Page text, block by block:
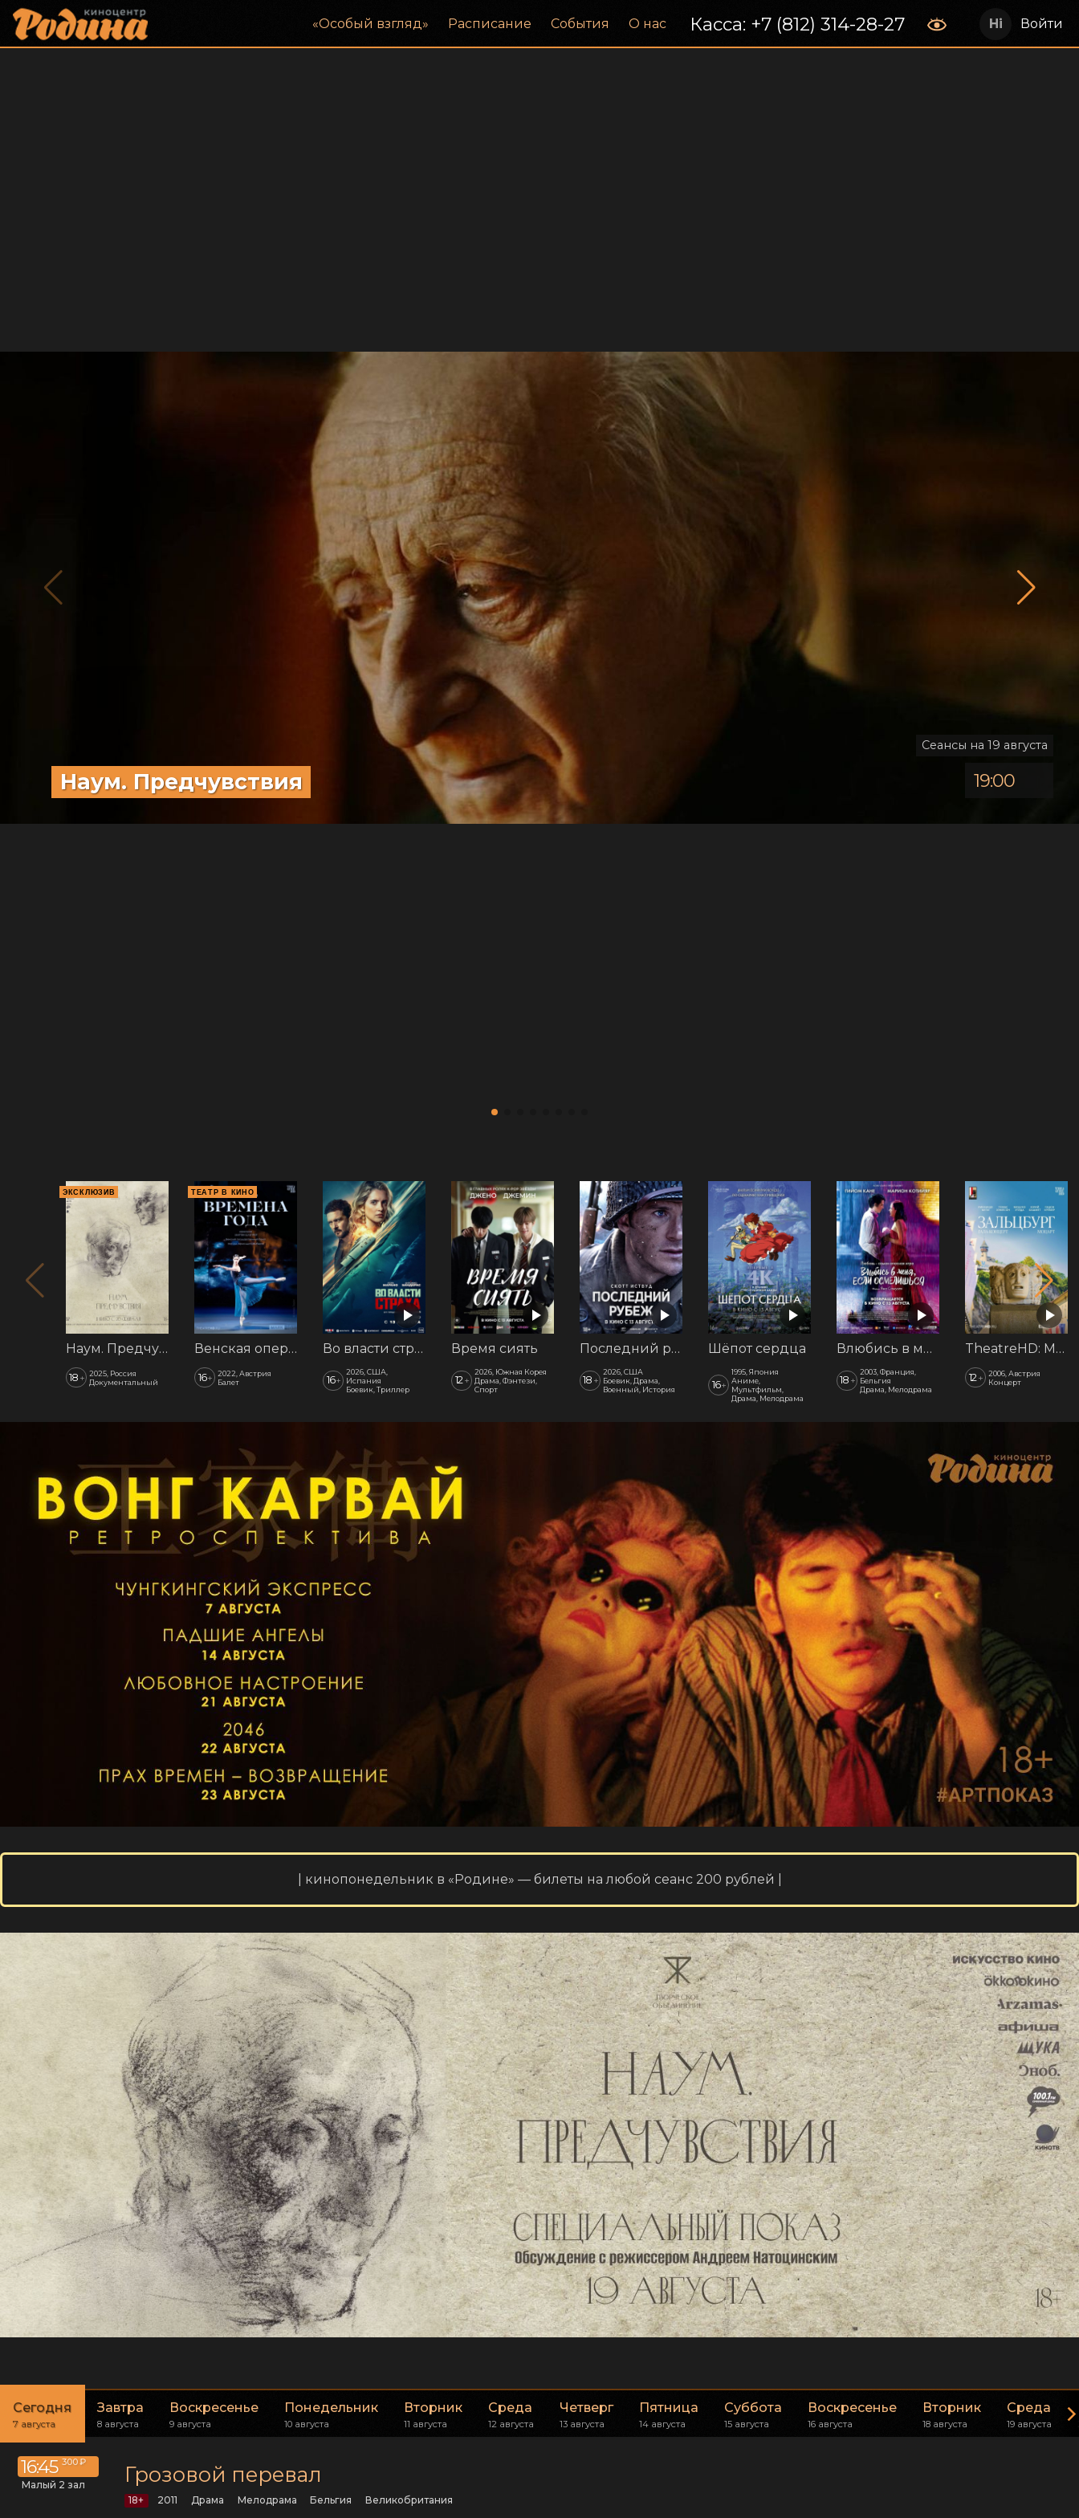
«‎Особый взгляд» Расписание События О нас Касса: +7 (812) 314-28-27 Войти
Наум. Предчувствия
Сеансы на 19 августа
19:00
ЭКСКЛЮЗИВ
Наум. Предчувствия
18 +
2025, Россия
Документальный
ТЕАТР В КИНО
Венская опера: Времена года
16+
2022, Австрия
Балет
Во власти страха
16+
2026, США,
Испания
Боевик, Триллер
Время сиять
12+
2026, Южная Корея
Драма, Фэнтези,
Спорт
Последний рубеж
18 +
2026, США
Боевик, Драма,
Военный, История
Шёпот сердца
16+
1995, Япония
Аниме,
Мультфильм,
Драма, Мелодрама
Влюбись в меня, если осмелишься
18 +
2003, Франция,
Бельгия
Драма, Мелодрама
TheatreHD: Моцарт. Гала-концерт из Зальцбурга
12 +
2006, Австрия
Концерт
| кинопонедельник в «Родине» — билеты на любой сеанс 200 рублей |
Сегодня
7 августа
Завтра
8 августа
Воскресенье
9 августа
Понедельник
10 августа
Вторник
11 августа
Среда
12 августа
Четверг
13 августа
Пятница
14 августа
Суббота
15 августа
Воскресенье
16 августа
Вторник
18 августа
Среда
19 августа
16:45 300 ₽
Малый 2 зал Грозовой перевал
18+ 2011 драма мелодрама Бельгия Великобритания